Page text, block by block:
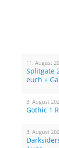
11. August
Splitgate
euch +
3. August
Gothic 1
3. August